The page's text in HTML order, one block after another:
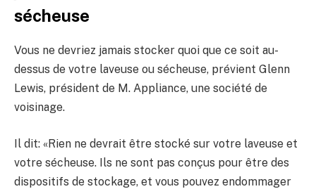
sécheuse
Vous ne devriez jamais stocker quoi que ce soit au-
dessus de votre laveuse ou sécheuse, prévient Glenn
Lewis, président de M. Appliance, une société de
voisinage.
Il dit: «Rien ne devrait être stocké sur votre laveuse et
votre sécheuse. Ils ne sont pas conçus pour être des
dispositifs de stockage, et vous pouvez endommager